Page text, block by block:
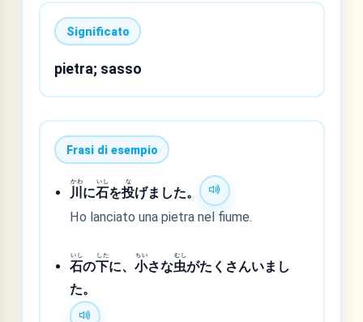
Significato
pietra; sasso
Frasi di esempio
川
かわ
に石
いし
を投
な
げました。
Ho lanciato una pietra nel fiume.
石
いし
の下
した
に、小
ちい
さな虫
むし
がたくさんいまし
た。